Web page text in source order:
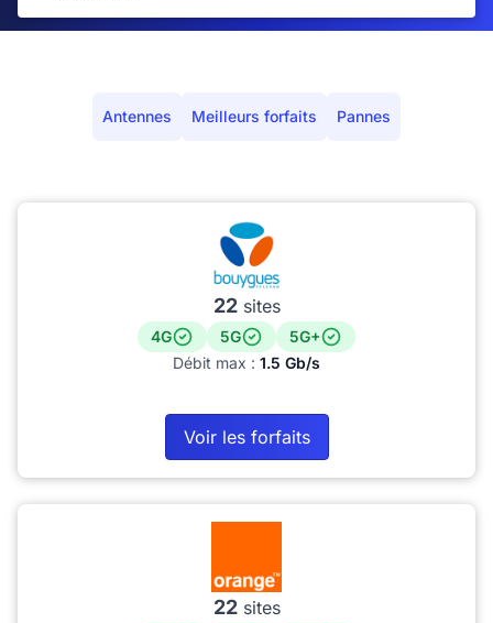
Antennes Meilleurs forfaits Pannes
22sites
4G 5G
5G+
Débit max : 1.5 Gb/s
Voir les forfaits
22sites